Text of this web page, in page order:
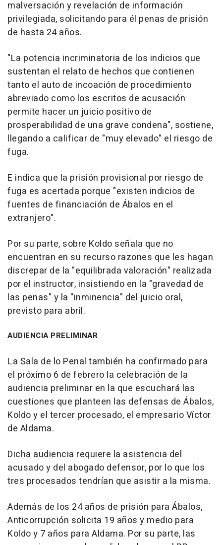
malversación y revelación de información
privilegiada, solicitando para él penas de prisión
de hasta 24 años.
"La potencia incriminatoria de los indicios que
sustentan el relato de hechos que contienen
tanto el auto de incoación de procedimiento
abreviado como los escritos de acusación
permite hacer un juicio positivo de
prosperabilidad de una grave condena", sostiene,
llegando a calificar de "muy elevado" el riesgo de
fuga.
E indica que la prisión provisional por riesgo de
fuga es acertada porque "existen indicios de
fuentes de financiación de Ábalos en el
extranjero".
Por su parte, sobre Koldo señala que no
encuentran en su recurso razones que les hagan
discrepar de la "equilibrada valoración" realizada
por el instructor, insistiendo en la "gravedad de
las penas" y la "inminencia" del juicio oral,
previsto para abril.
AUDIENCIA PRELIMINAR
La Sala de lo Penal también ha confirmado para
el próximo 6 de febrero la celebración de la
audiencia preliminar en la que escuchará las
cuestiones que planteen las defensas de Ábalos,
Koldo y el tercer procesado, el empresario Víctor
de Aldama.
Dicha audiencia requiere la asistencia del
acusado y del abogado defensor, por lo que los
tres procesados tendrían que asistir a la misma.
Además de los 24 años de prisión para Ábalos,
Anticorrupción solicita 19 años y medio para
Koldo y 7 años para Aldama. Por su parte, las